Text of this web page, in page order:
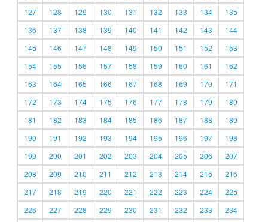
127
128 129 130 131 132 133 134
135
136
137 138 139 140 141 142 143
144
145
146 147 148 149 150 151 152
153
154
155 156 157 158 159 160 161
162
163
164 165 166 167 168 169 170
171
172
173 174 175 176 177 178 179
180
181
182 183 184 185 186 187 188
189
190
191 192 193 194 195 196 197
198
199
200 201 202 203 204 205 206
207
208
209 210 211 212 213 214 215
216
217
218 219 220 221 222 223 224
225
226
227 228 229 230 231 232 233
234